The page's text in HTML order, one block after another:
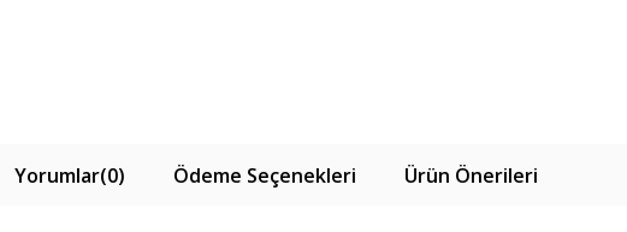
Yorumlar(0) Ödeme Seçenekleri Ürün Önerileri